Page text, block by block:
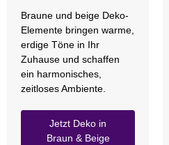
Braune und beige Deko-
Elemente bringen warme,
erdige Töne in Ihr
Zuhause und schaffen
ein harmonisches,
zeitloses Ambiente.
Jetzt Deko in
Braun & Beige